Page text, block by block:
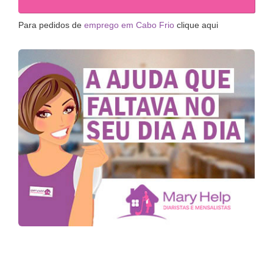
Para pedidos de emprego em Cabo Frio clique aqui